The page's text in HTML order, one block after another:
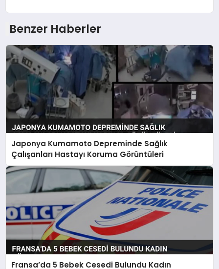
Benzer Haberler
Japonya Kumamoto Depreminde Sağlık
Çalışanları Hastayı Koruma Görüntüleri
Fransa’da 5 Bebek Cesedi Bulundu Kadın